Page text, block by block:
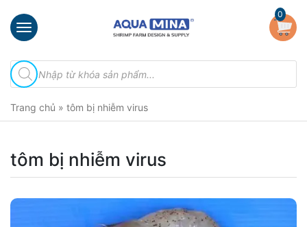
×
chủ
thiệu
phẩm
Đầu
Vi
0
Tìm
kiếm
sản
Trang chủ » tôm bị nhiễm virus
tôm bị nhiễm virus